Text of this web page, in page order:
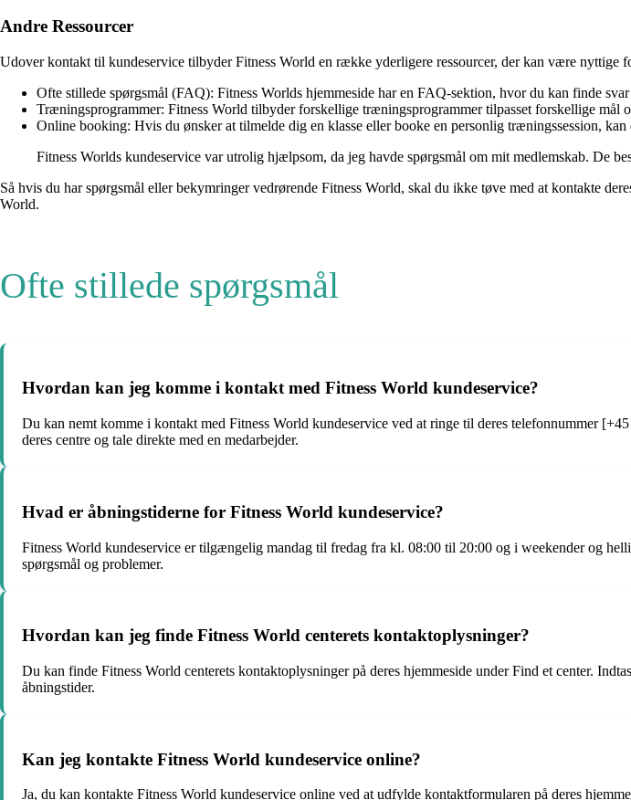
Andre Ressourcer
Udover kontakt til kundeservice tilbyder Fitness World en række yderligere ressourcer, der kan være nyttige
Ofte stillede spørgsmål (FAQ): Fitness Worlds hjemmeside har en FAQ-sektion, hvor du kan finde
Træningsprogrammer: Fitness World tilbyder forskellige træningsprogrammer tilpasset forskellige mål
Online booking: Hvis du ønsker at tilmelde dig en klasse eller booke en personlig træningssession,
Fitness Worlds kundeservice var utrolig hjælpsom, da jeg havde spørgsmål om mit medlemskab. De
Så hvis du har spørgsmål eller bekymringer vedrørende Fitness World, skal du ikke tøve med at kontakte
World.
Ofte stillede spørgsmål
Hvordan kan jeg komme i kontakt med Fitness World kundeservice?
Du kan nemt komme i kontakt med Fitness World kundeservice ved at ringe til deres telefonnummer
deres centre og tale direkte med en medarbejder.
Hvad er åbningstiderne for Fitness World kundeservice?
Fitness World kundeservice er tilgængelig mandag til fredag fra kl. 08:00 til 20:00 og i weekender og
spørgsmål og problemer.
Hvordan kan jeg finde Fitness World centerets kontaktoplysninger?
Du kan finde Fitness World centerets kontaktoplysninger på deres hjemmeside under Find et center.
åbningstider.
Kan jeg kontakte Fitness World kundeservice online?
Ja, du kan kontakte Fitness World kundeservice online ved at udfylde kontaktformularen på deres